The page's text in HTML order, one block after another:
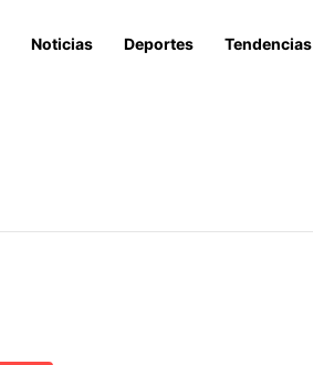
Noticias Deportes Tendencias